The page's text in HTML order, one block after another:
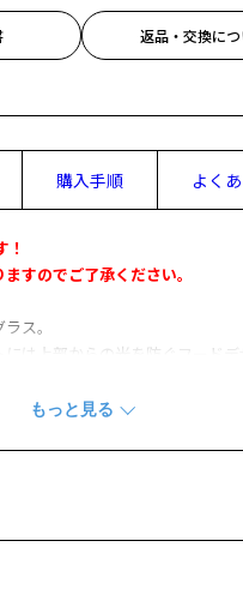
返品・交換に
購入手順 よく
すのでご了承ください。
ス。
には上部からの光を防ぐフード
ックを搭載し外れにくい構造。
モデル。
反射を抑える偏光機能も搭載し
シーンにも最適。